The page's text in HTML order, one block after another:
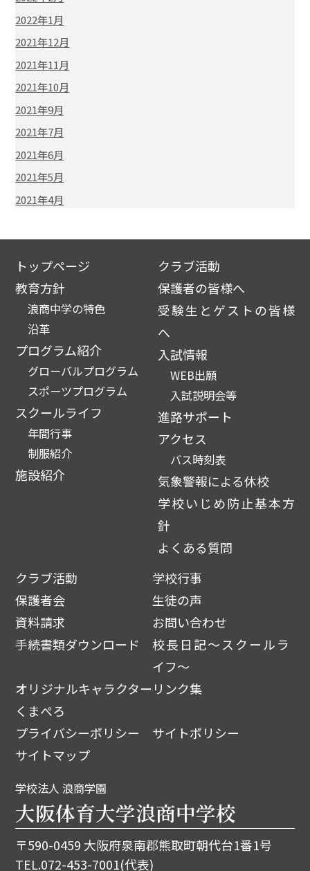
2022年1月
2021年12月
2021年11月
2021年10月
2021年9月
2021年7月
2021年6月
2021年5月
2021年4月
トップページ
教育方針
浪商中学の特色
沿革
プログラム紹介
グローバルプログラム
スポーツプログラム
スクールライフ
年間行事
制服紹介
施設紹介
クラブ活動
保護者の皆様へ
受験生とゲストの皆様
へ
入試情報
WEB出願
入試説明会等
進路サポート
アクセス
バス時刻表
気象警報による休校
学校いじめ防止基本方
針
よくある質問
クラブ活動
学校行事
保護者会
生徒の声
資料請求
お問い合わせ
手続書類ダウンロード
校長日記～スクールラ
イフ～
オリジナルキャラクター
くまぺろ
リンク集
プライバシーポリシー
サイトポリシー
サイトマップ
学校法人 浪商学園
大阪体育大学浪商中学校
〒590-0459 大阪府泉南郡熊取町朝代台1番1号
TEL.072-453-7001(代表)